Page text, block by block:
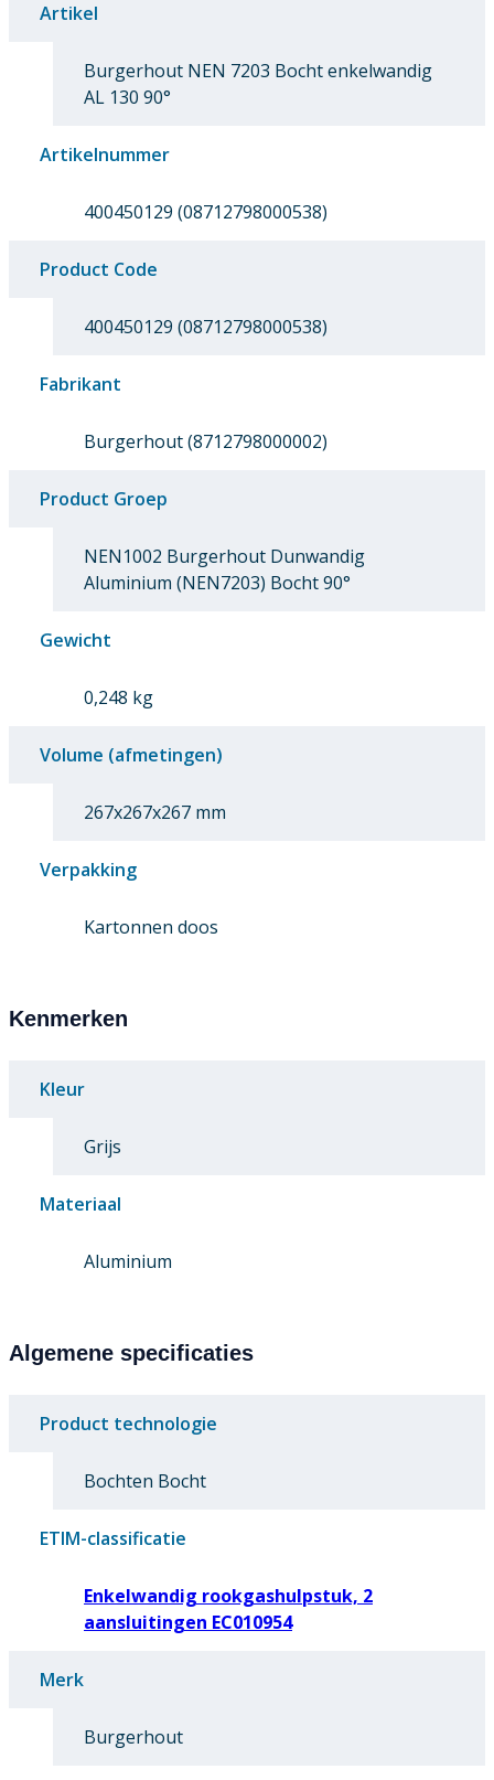
Artikel
Burgerhout NEN 7203 Bocht enkelwandig
AL 130 90°
Artikelnummer
400450129 (08712798000538)
Product Code
400450129 (08712798000538)
Fabrikant
Burgerhout (8712798000002)
Product Groep
NEN1002 Burgerhout Dunwandig
Aluminium (NEN7203) Bocht 90°
Gewicht
0,248 kg
Volume (afmetingen)
267x267x267 mm
Verpakking
Kartonnen doos
Kenmerken
Kleur
Grijs
Materiaal
Aluminium
Algemene specificaties
Product technologie
Bochten Bocht
ETIM-classificatie
Enkelwandig rookgashulpstuk, 2
aansluitingen EC010954
Merk
Burgerhout